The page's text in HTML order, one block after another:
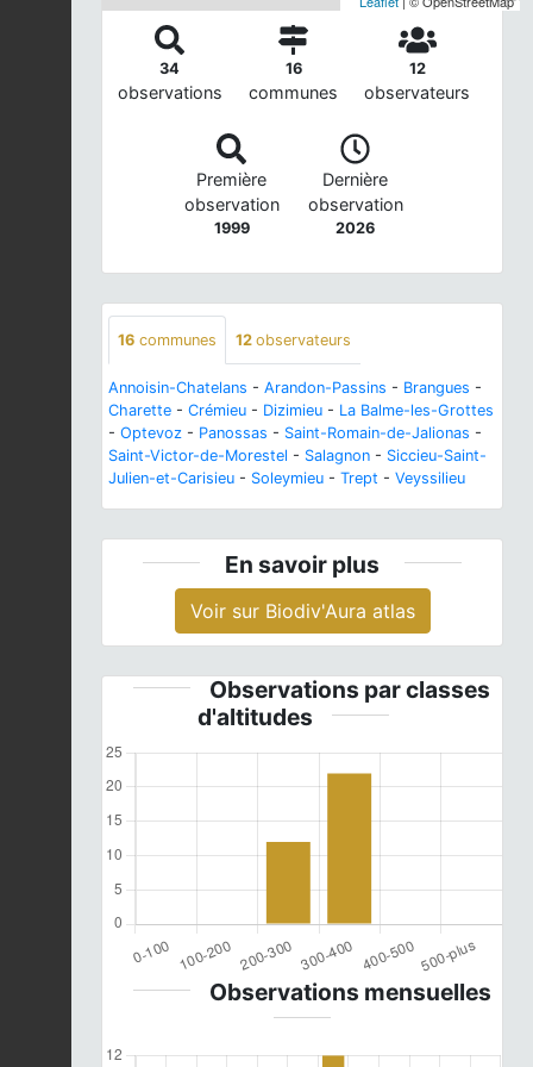
34
observations
16
communes
12
observateurs
Première
observation
1999
Dernière
observation
2026
16 communes 12 observateurs
Annoisin-Chatelans - Arandon-Passins - Brangues -
Charette - Crémieu - Dizimieu - La Balme-les-Grottes
- Optevoz - Panossas - Saint-Romain-de-Jalionas -
Saint-Victor-de-Morestel - Salagnon - Siccieu-Saint-
Julien-et-Carisieu - Soleymieu - Trept - Veyssilieu
En savoir plus
Voir sur Biodiv'Aura atlas
Observations par classes
d'altitudes
Observations mensuelles